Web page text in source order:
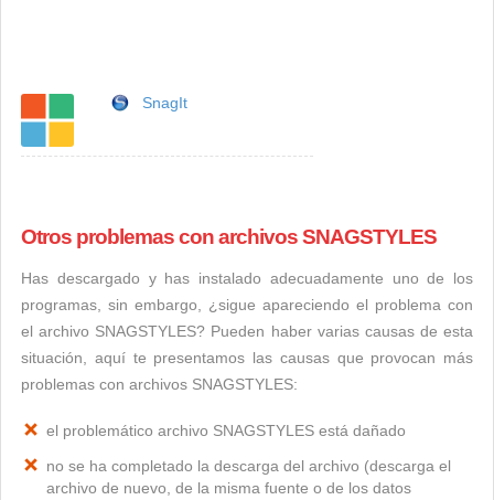
SnagIt
Otros problemas con archivos SNAGSTYLES
Has descargado y has instalado adecuadamente uno de los
programas, sin embargo, ¿sigue apareciendo el problema con
el archivo SNAGSTYLES? Pueden haber varias causas de esta
situación, aquí te presentamos las causas que provocan más
problemas con archivos SNAGSTYLES:
el problemático archivo SNAGSTYLES está dañado
no se ha completado la descarga del archivo (descarga el
archivo de nuevo, de la misma fuente o de los datos